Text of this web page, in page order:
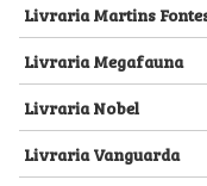
Livraria Martins
Livraria Megafauna
Livraria Nobel
Livraria Vanguarda